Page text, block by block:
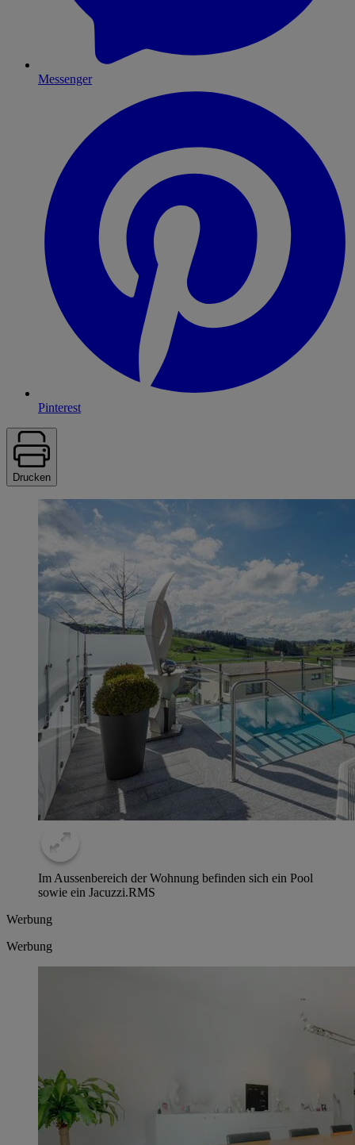
Messenger
Pinterest
Drucken
Im Aussenbereich der Wohnung befinden sich ein Pool
sowie ein Jacuzzi.RMS
Werbung
Werbung